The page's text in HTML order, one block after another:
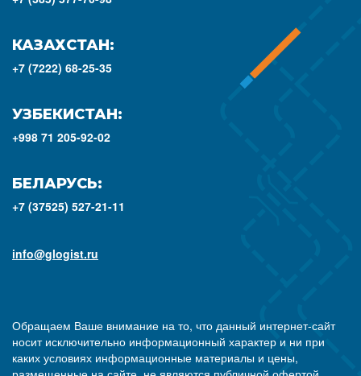
КАЗАХСТАН:
+7 (7222) 68-25-35
УЗБЕКИСТАН:
+998 71 205-92-02
БЕЛАРУСЬ:
+7 (37525) 527-21-11
info@glogist.ru
Обращаем Ваше внимание на то, что данный интернет-сайт
носит исключительно информационный характер и ни при
каких условиях информационные материалы и цены,